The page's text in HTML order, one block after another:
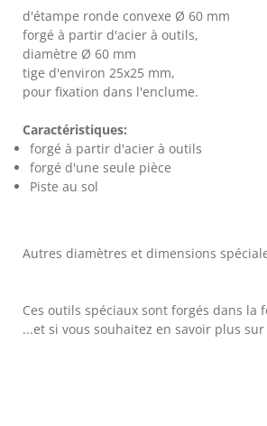
d'étampe ronde convexe Ø 60 mm
forgé à partir d'acier à outils,
diamètre Ø 60 mm
tige d'environ 25x25 mm,
pour fixation dans l'enclume.
Caractéristiques:
forgé à partir d'acier à outils
forgé d'une seule pièce
Piste au sol
Autres diamètres et dimensions
Ces outils spéciaux sont forgés dans
...et si vous souhaitez en savoir plus